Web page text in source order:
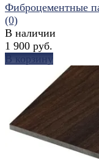
избранное сравнить
Фиброцементные
(0)
В наличии
1 900 руб.
В корзину